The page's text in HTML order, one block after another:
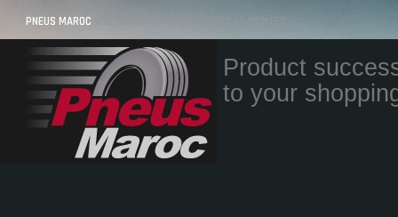
PNEUS MAROC VOS PNEUS AU MAROC LIVRÉS ET MONTÉS
Product
to your